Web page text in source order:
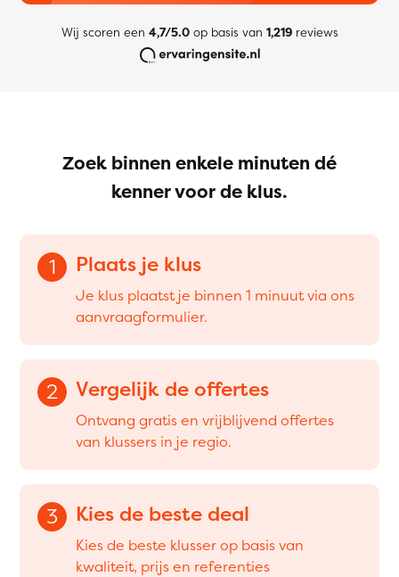
Wij scoren een 4,7/5.0op basis van 1,219reviews
Zoek binnen enkele minuten dé
kenner voor de klus.
1 Plaats je klus
Je klus plaatst je binnen 1 minuut via ons
aanvraagformulier.
2 Vergelijk de offertes
Ontvang gratis en vrijblijvend offertes
van klussers in je regio.
3 Kies de beste deal
Kies de beste klusser op basis van
kwaliteit, prijs en referenties